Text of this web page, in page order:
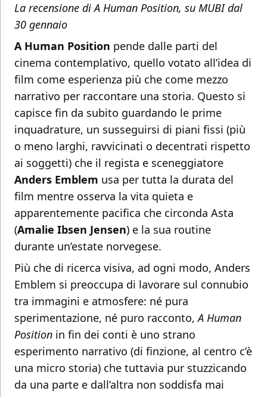
La recensione di A Human Position, su MUBI dal
30 gennaio
A Human Position pende dalle parti del
cinema contemplativo, quello votato all’idea di
film come esperienza più che come mezzo
narrativo per raccontare una storia. Questo si
capisce fin da subito guardando le prime
inquadrature, un susseguirsi di piani fissi (più
o meno larghi, ravvicinati o decentrati rispetto
ai soggetti) che il regista e sceneggiatore
Anders Emblem usa per tutta la durata del
film mentre osserva la vita quieta e
apparentemente pacifica che circonda Asta
(Amalie Ibsen Jensen) e la sua routine
durante un’estate norvegese.
Più che di ricerca visiva, ad ogni modo, Anders
Emblem si preoccupa di lavorare sul connubio
tra immagini e atmosfere: né pura
sperimentazione, né puro racconto,A Human
Position in fin dei conti è uno strano
esperimento narrativo (di finzione, al centro c’è
una micro storia) che tuttavia pur stuzzicando
da una parte e dall’altra non soddisfa mai